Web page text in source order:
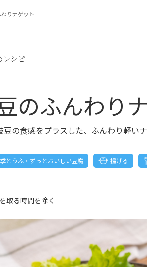
りナゲット
レシピ
のふんわり
の食感をプラスした、ふんわり軽い
とうふ・ずっとおいしい豆腐 揚げる
る時間を除く